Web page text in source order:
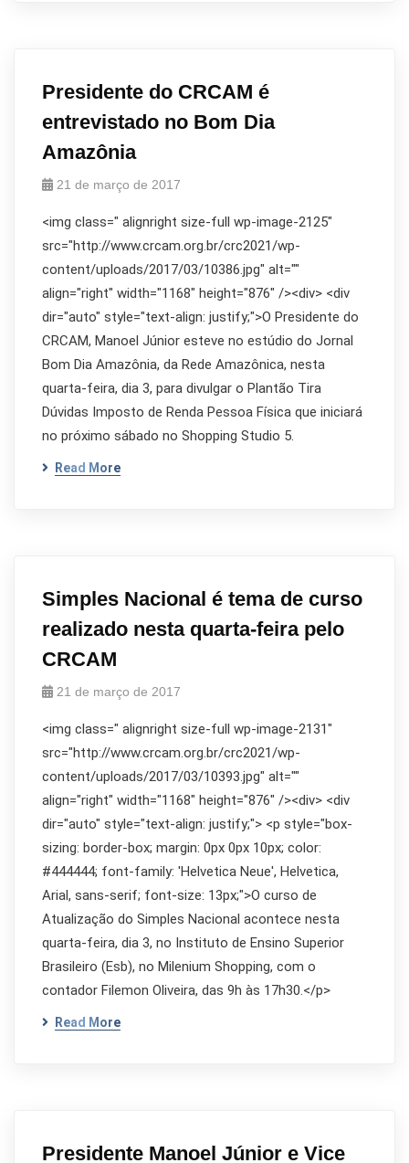
Presidente do CRCAM é
entrevistado no Bom Dia
Amazônia
21 de março de 2017
<img class=" alignright size-full wp-image-2125"
src="http://www.crcam.org.br/crc2021/wp-
content/uploads/2017/03/10386.jpg" alt=""
align="right" width="1168" height="876" /><div> <div
dir="auto" style="text-align: justify;">O Presidente do
CRCAM, Manoel Júnior esteve no estúdio do Jornal
Bom Dia Amazônia, da Rede Amazônica, nesta
quarta-feira, dia 3, para divulgar o Plantão Tira
Dúvidas Imposto de Renda Pessoa Física que iniciará
no próximo sábado no Shopping Studio 5.
Read More
Simples Nacional é tema de curso
realizado nesta quarta-feira pelo
CRCAM
21 de março de 2017
<img class=" alignright size-full wp-image-2131"
src="http://www.crcam.org.br/crc2021/wp-
content/uploads/2017/03/10393.jpg" alt=""
align="right" width="1168" height="876" /><div> <div
dir="auto" style="text-align: justify;"> <p style="box-
sizing: border-box; margin: 0px 0px 10px; color:
#444444; font-family: 'Helvetica Neue', Helvetica,
Arial, sans-serif; font-size: 13px;">O curso de
Atualização do Simples Nacional acontece nesta
quarta-feira, dia 3, no Instituto de Ensino Superior
Brasileiro (Esb), no Milenium Shopping, com o
contador Filemon Oliveira, das 9h às 17h30.</p>
Read More
Presidente Manoel Júnior e Vice